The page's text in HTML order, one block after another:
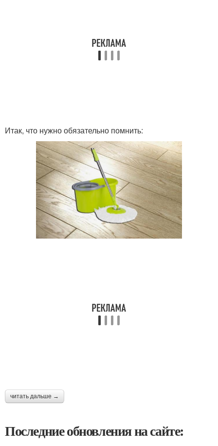
Итак, что нужно обязательно помнить:
читать дальше →
Последние обновления на сайте: